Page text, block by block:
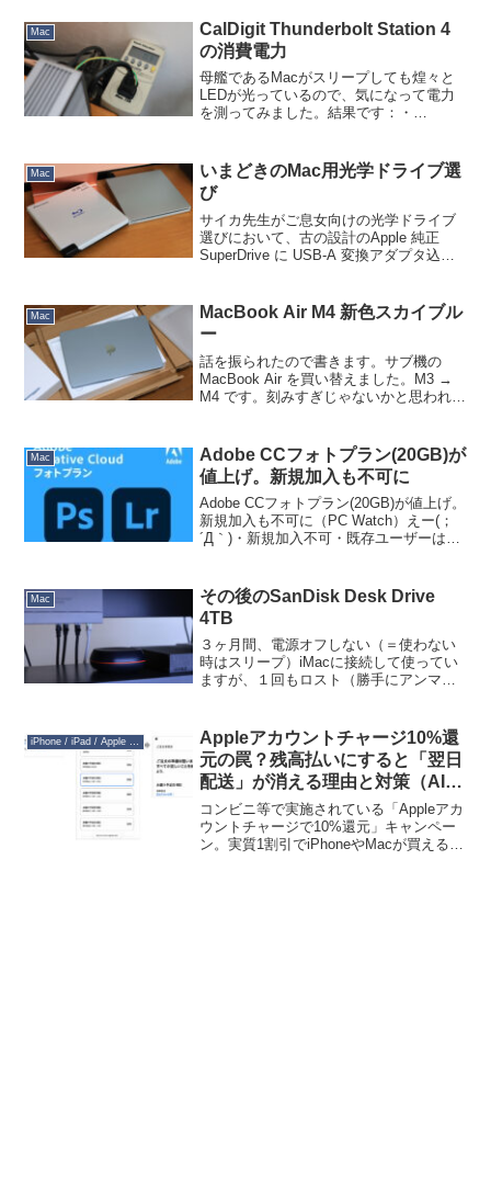
Mac
CalDigit Thunderbolt Station 4
の消費電力
母艦であるMacがスリープしても煌々と
LEDが光っているので、気になって電力
を測ってみました。結果です：・
Mac（ホスト）稼働時：8〜11W１ヶ月ず
っとスリープさせておく...
Mac
いまどきのMac用光学ドライブ選
び
サイカ先生がご息女向けの光学ドライブ
選びにおいて、古の設計のApple 純正
SuperDrive に USB-A 変換アダプタ込み
お値段はと迷われる気持ちは解りま...
Mac
MacBook Air M4 新色スカイブル
ー
話を振られたので書きます。サブ機の
MacBook Air を買い替えました。M3 →
M4 です。刻みすぎじゃないかと思われる
も少なくて済みます。今回何の申し合...
Mac
Adobe CCフォトプラン(20GB)が
値上げ。新規加入も不可に
Adobe CCフォトプラン(20GB)が値上げ。
新規加入も不可に（PC Watch）えー(；
´Д｀)・新規加入不可・既存ユーザーは
んだろうけどさ、A...
Mac
その後のSanDisk Desk Drive
4TB
３ヶ月間、電源オフしない（＝使わない
時はスリープ）iMacに接続して使ってい
ますが、１回もロスト（勝手にアンマウ
晴らしいです。速度も申し分ないし、
Sandiskって以...
Appleアカウントチャージ10%還
元の罠？残高払いにすると「翌日
配送」が消える理由と対策（AI生
成記事）
コンビニ等で実施されている「Appleアカ
ウントチャージで10%還元」キャンペー
ン。実質1割引でiPhoneやMacが買えると